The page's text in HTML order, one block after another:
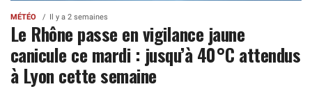
MÉTÉO Il y a 2 semaines
Le Rhône passe en vigilance jaune
canicule ce mardi : jusqu’à 40°C attendus
à Lyon cette semaine